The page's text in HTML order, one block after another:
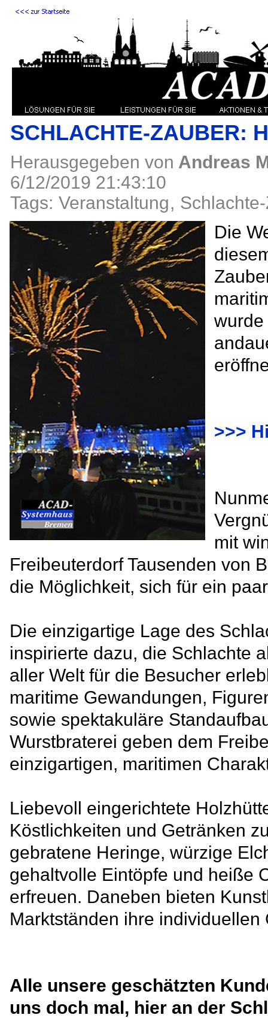
SCHLACHTE-ZAUBER:
Herausgegeben von Andreas
6/12/2019 21:43:10
Tags: Veranstaltung,
Die
wurde
>>>
mit
Freibeuterdorf Tausenden von
die Möglichkeit, sich für ein
Die einzigartige Lage des
inspirierte dazu, die Schlachte
aller Welt für die Besucher
maritime Gewandungen,
sowie spektakuläre
Wurstbraterei geben dem
einzigartigen, maritimen
Liebevoll eingerichtete
Köstlichkeiten und Getränken
gebratene Heringe, würzige
gehaltvolle Eintöpfe und heiße
erfreuen. Daneben bieten
Marktständen ihre individuellen
Alle unsere geschätzten
uns doch mal, hier an der